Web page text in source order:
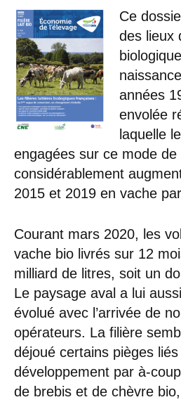
Ce
des lieux
années
envolée
laquelle
engagées sur ce mode
considérablement
2015 et 2019 en vache
Courant mars 2020, les
vache bio livrés sur 12
milliard de litres, soit un
Le paysage aval a lui
évolué avec l’arrivée de
opérateurs. La filière
déjoué certains pièges
développement par à-
de brebis et de chèvre